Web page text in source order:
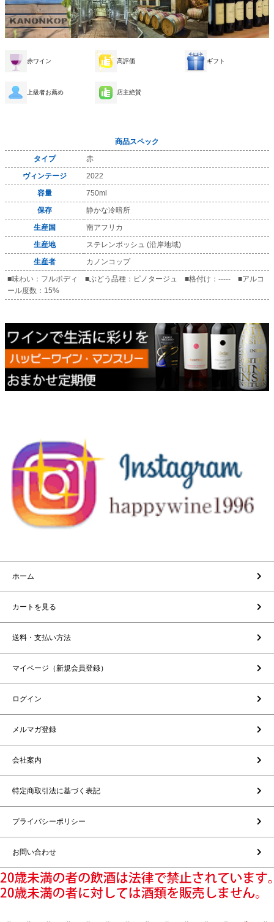
赤ワイン 高評価 ギフト
上級者お薦め 店主絶賛
商品スペック
タイプ
赤
ヴィンテージ
2022
容量
750ml
保存
静かな冷暗所
生産国
南アフリカ
生産地
ステレンボッシュ (沿岸地域)
生産者
カノンコップ
■味わい：フルボディ ■ぶどう品種：ピノタージュ ■格付け：----- ■アルコ
ール度数：15%
ホーム
カートを見る
送料・支払い方法
マイページ（新規会員登録）
ログイン
メルマガ登録
会社案内
特定商取引法に基づく表記
プライバシーポリシー
お問い合わせ